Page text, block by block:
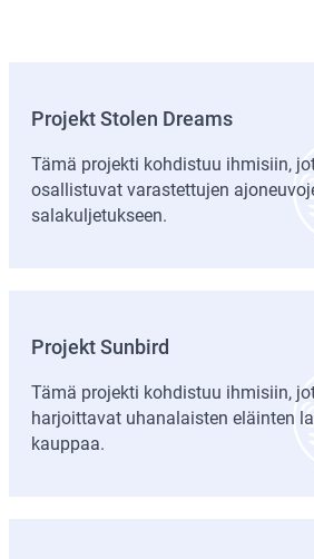
Projekt Stolen Dreams
Tämä projekti kohdistuu ihmisiin,
osallistuvat varastettujen
salakuljetukseen.
Projekt Sunbird
Tämä projekti kohdistuu ihmisiin,
harjoittavat uhanalaisten eläinten
kauppaa.